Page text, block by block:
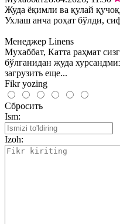
Жуда ёқимли ва қулай
Ухлаш анча роҳат бўлди,
Менеджер Linens
Мухаббат, Катта раҳмат
бўлганидан жуда
загрузить еще...
Fikr yozing
Сбросить
Ism:
Izoh: